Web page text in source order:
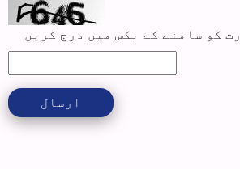
کو سامنے کے بکس میں درج کریں
ارسال